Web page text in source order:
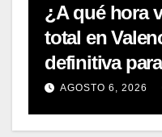
¿A qué hora
total en
definitiva
gran
agosto
AGOSTO 6, 2026